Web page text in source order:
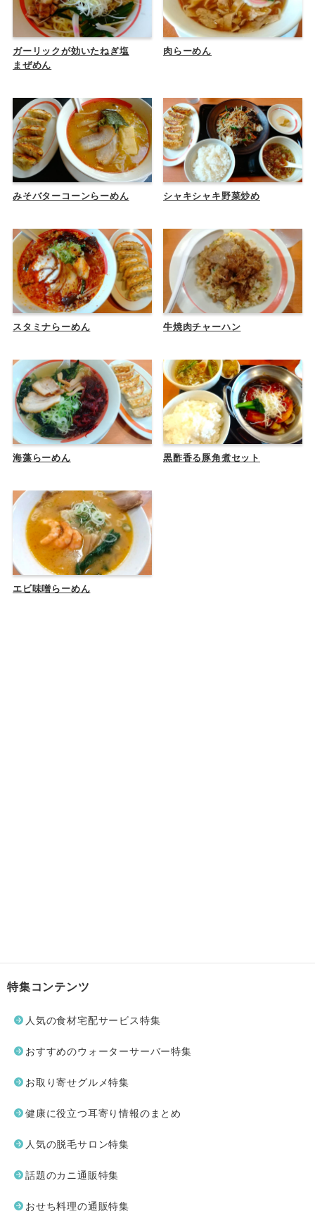
ガーリックが効いたねぎ塩
まぜめん
肉らーめん
みそバターコーンらーめん シャキシャキ野菜炒め
スタミナらーめん 牛焼肉チャーハン
海藻らーめん 黒酢香る豚角煮セット
エビ味噌らーめん
特集コンテンツ
人気の食材宅配サービス特集
おすすめのウォーターサーバー特集
お取り寄せグルメ特集
健康に役立つ耳寄り情報のまとめ
人気の脱毛サロン特集
話題のカニ通販特集
おせち料理の通販特集